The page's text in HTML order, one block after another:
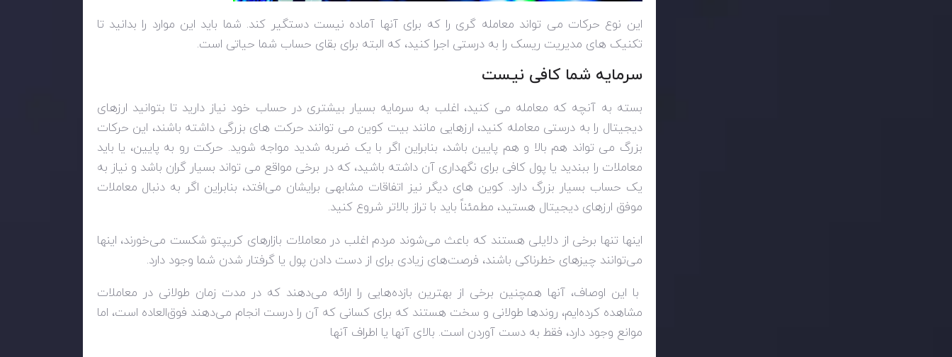
این نوع حرکات می تواند معامله گری را که برای آنها آماده نیست دستگیر کند. شما باید این موارد را بدانید تا
تکنیک های مدیریت ریسک را به درستی اجرا کنید، که البته برای بقای حساب شما حیاتی است.
سرمایه شما کافی نیست
بسته به آنچه که معامله می کنید، اغلب به سرمایه بسیار بیشتری در حساب خود نیاز دارید تا بتوانید ارزهای
دیجیتال را به درستی معامله کنید، ارزهایی مانند بیت کوین می توانند حرکت های بزرگی داشته باشند، این حرکات
بزرگ می تواند هم بالا و هم پایین باشد، بنابراین اگر با یک ضربه شدید مواجه شوید. حرکت رو به پایین، یا باید
معاملات را ببندید یا پول کافی برای نگهداری آن داشته باشید، که در برخی مواقع می تواند بسیار گران باشد و نیاز به
یک حساب بسیار بزرگ دارد. کوین های دیگر نیز اتفاقات مشابهی برایشان می‌افتد، بنابراین اگر به دنبال معاملات
موفق ارزهای دیجیتال هستید، مطمئناً باید با تراز بالاتر شروع کنید.
اینها تنها برخی از دلایلی هستند که باعث می‌شوند مردم اغلب در معاملات بازارهای کریپتو شکست می‌خورند، اینها
می‌توانند چیزهای خطرناکی باشند، فرصت‌های زیادی برای از دست دادن پول یا گرفتار شدن شما وجود دارد.
با این اوصاف، آنها همچنین برخی از بهترین بازده‌هایی را ارائه می‌دهند که در مدت زمان طولانی در معاملات
مشاهده کرده‌ایم، روندها طولانی و سخت هستند که برای کسانی که آن را درست انجام می‌دهند فوق‌العاده است، اما
موانع وجود دارد، فقط به دست آوردن است. بالای آنها یا اطراف آنها